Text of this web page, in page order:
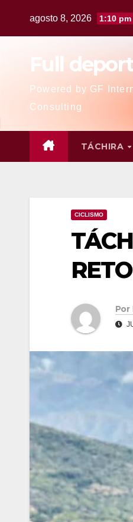
agosto 8, 2026 1:10 pm
Full
Powered by GF
Consulting
TÁCHIRA
CICLISMO
Por